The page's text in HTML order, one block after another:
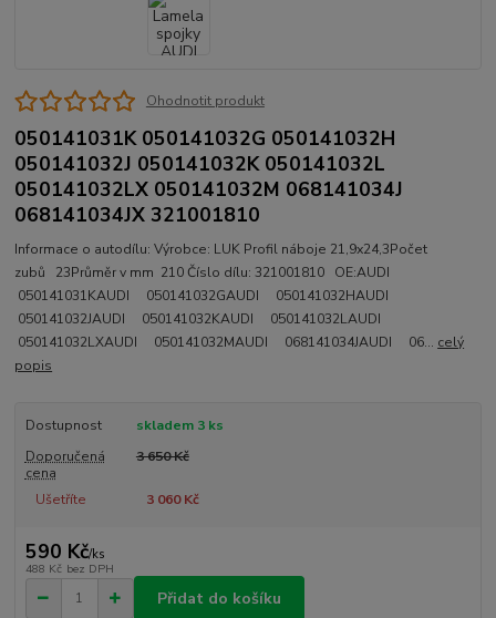
Ohodnotit produkt
050141031K 050141032G 050141032H
050141032J 050141032K 050141032L
050141032LX 050141032M 068141034J
068141034JX 321001810
Informace o autodílu: Výrobce: LUK Profil náboje 21,9x24,3Počet
zubů 23Průměr v mm 210 Číslo dílu: 321001810 OE:AUDI
050141031KAUDI 050141032GAUDI 050141032HAUDI
050141032JAUDI 050141032KAUDI 050141032LAUDI
050141032LXAUDI 050141032MAUDI 068141034JAUDI 06... celý
popis
Dostupnost
skladem 3 ks
Doporučená
cena
3 650 Kč
Ušetříte 3 060 Kč
590 Kč/ks
488 Kč bez DPH
Přidat do košíku